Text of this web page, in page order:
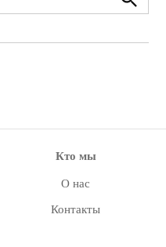
Search
Кто мы
О нас
Контакты